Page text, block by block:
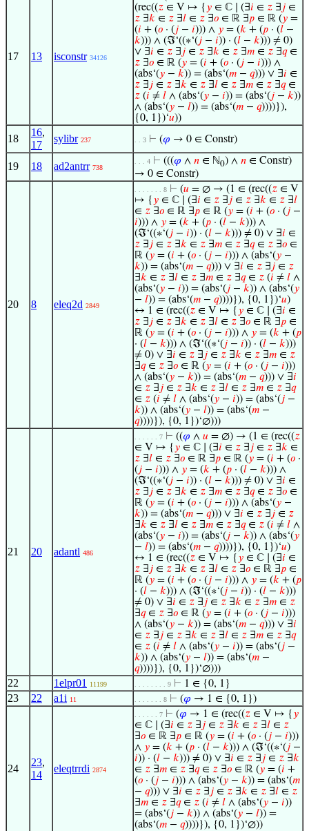
17 13 isconstr 34126
(rec((𝑧 ∈ V ↦ { 𝑦 ∈ ℂ ∣ (∃𝑖 ∈ 𝑧 ∃ 𝑗 ∈
𝑧 ∃𝑘 ∈ 𝑧 ∃𝑙 ∈ 𝑧 ∃𝑜 ∈ ℝ ∃𝑝 ∈ ℝ (𝑦 =
(𝑖 + (𝑜 · (𝑗 − 𝑖))) ∧ 𝑦 = (𝑘 + (𝑝 · (𝑙 −
𝑘))) ∧ (ℑ‘((∗‘(𝑗 − 𝑖)) · (𝑙 − 𝑘))) ≠ 0)
∨ ∃𝑖 ∈ 𝑧 ∃ 𝑗 ∈ 𝑧 ∃𝑘 ∈ 𝑧 ∃𝑚 ∈ 𝑧 ∃𝑞∈
𝑧 ∃𝑜 ∈ ℝ (𝑦 = (𝑖 + (𝑜 · (𝑗 − 𝑖))) ∧
(abs‘(𝑦 − 𝑘)) = (abs‘(𝑚 − 𝑞))) ∨ ∃𝑖 ∈
𝑧 ∃ 𝑗 ∈ 𝑧 ∃𝑘 ∈ 𝑧 ∃𝑙 ∈ 𝑧 ∃𝑚 ∈ 𝑧 ∃𝑞∈
𝑧 (𝑖 ≠ 𝑙 ∧ (abs‘(𝑦 − 𝑖)) = (abs‘(𝑗 − 𝑘))
∧ (abs‘(𝑦 − 𝑙)) = (abs‘(𝑚 − 𝑞))))}),
{0, 1})‘𝑢))
18
16,
17
sylibr 237 . . 3 ⊢ (𝜑 → 0 ∈ Constr)
19 18 ad2antrr 738
. . . 4 ⊢ (((𝜑 ∧ 𝑛 ∈ ℕ0) ∧ 𝑛 ∈ Constr)
→ 0 ∈ Constr)
20 8 eleq2d 2849
. . . . . . . 8 ⊢ (𝑢 = ∅ → (1 ∈ (rec((𝑧 ∈ V
↦ { 𝑦 ∈ ℂ ∣ (∃𝑖 ∈ 𝑧 ∃ 𝑗 ∈ 𝑧 ∃𝑘 ∈ 𝑧 ∃𝑙
∈ 𝑧 ∃𝑜 ∈ ℝ ∃𝑝 ∈ ℝ (𝑦 = (𝑖 + (𝑜 · (𝑗 −
𝑖))) ∧ 𝑦 = (𝑘 + (𝑝 · (𝑙 − 𝑘))) ∧
(ℑ‘((∗‘(𝑗 − 𝑖)) · (𝑙 − 𝑘))) ≠ 0) ∨ ∃𝑖 ∈
𝑧 ∃ 𝑗 ∈ 𝑧 ∃𝑘 ∈ 𝑧 ∃𝑚 ∈ 𝑧 ∃𝑞∈ 𝑧 ∃𝑜 ∈
ℝ (𝑦 = (𝑖 + (𝑜 · (𝑗 − 𝑖))) ∧ (abs‘(𝑦 −
𝑘)) = (abs‘(𝑚 − 𝑞))) ∨ ∃𝑖 ∈ 𝑧 ∃ 𝑗 ∈ 𝑧
∃𝑘 ∈ 𝑧 ∃𝑙 ∈ 𝑧 ∃𝑚 ∈ 𝑧 ∃𝑞∈ 𝑧 (𝑖 ≠ 𝑙 ∧
(abs‘(𝑦 − 𝑖)) = (abs‘(𝑗 − 𝑘)) ∧ (abs‘(𝑦
− 𝑙)) = (abs‘(𝑚 − 𝑞))))}), {0, 1})‘𝑢)
↔ 1 ∈ (rec((𝑧 ∈ V ↦ { 𝑦 ∈ ℂ ∣ (∃𝑖 ∈
𝑧 ∃ 𝑗 ∈ 𝑧 ∃𝑘 ∈ 𝑧 ∃𝑙 ∈ 𝑧 ∃𝑜 ∈ ℝ ∃𝑝 ∈
ℝ (𝑦 = (𝑖 + (𝑜 · (𝑗 − 𝑖))) ∧ 𝑦 = (𝑘 + (𝑝
· (𝑙 − 𝑘))) ∧ (ℑ‘((∗‘(𝑗 − 𝑖)) · (𝑙 − 𝑘)))
≠ 0) ∨ ∃𝑖 ∈ 𝑧 ∃ 𝑗 ∈ 𝑧 ∃𝑘 ∈ 𝑧 ∃𝑚 ∈ 𝑧
∃𝑞∈ 𝑧 ∃𝑜 ∈ ℝ (𝑦 = (𝑖 + (𝑜 · (𝑗 − 𝑖)))
∧ (abs‘(𝑦 − 𝑘)) = (abs‘(𝑚 − 𝑞))) ∨ ∃𝑖
∈ 𝑧 ∃ 𝑗 ∈ 𝑧 ∃𝑘 ∈ 𝑧 ∃𝑙 ∈ 𝑧 ∃𝑚 ∈ 𝑧 ∃𝑞
∈ 𝑧 (𝑖 ≠ 𝑙 ∧ (abs‘(𝑦 − 𝑖)) = (abs‘(𝑗 −
𝑘)) ∧ (abs‘(𝑦 − 𝑙)) = (abs‘(𝑚 −
𝑞))))}), {0, 1})‘∅)))
21 20 adantl 486
. . . . . . 7 ⊢ ((𝜑 ∧ 𝑢 = ∅) → (1 ∈ (rec((𝑧
∈ V ↦ { 𝑦 ∈ ℂ ∣ (∃𝑖 ∈ 𝑧 ∃ 𝑗 ∈ 𝑧 ∃𝑘 ∈
𝑧 ∃𝑙 ∈ 𝑧 ∃𝑜 ∈ ℝ ∃𝑝 ∈ ℝ (𝑦 = (𝑖 + (𝑜 ·
(𝑗 − 𝑖))) ∧ 𝑦 = (𝑘 + (𝑝 · (𝑙 − 𝑘))) ∧
(ℑ‘((∗‘(𝑗 − 𝑖)) · (𝑙 − 𝑘))) ≠ 0) ∨ ∃𝑖 ∈
𝑧 ∃ 𝑗 ∈ 𝑧 ∃𝑘 ∈ 𝑧 ∃𝑚 ∈ 𝑧 ∃𝑞∈ 𝑧 ∃𝑜 ∈
ℝ (𝑦 = (𝑖 + (𝑜 · (𝑗 − 𝑖))) ∧ (abs‘(𝑦 −
𝑘)) = (abs‘(𝑚 − 𝑞))) ∨ ∃𝑖 ∈ 𝑧 ∃ 𝑗 ∈ 𝑧
∃𝑘 ∈ 𝑧 ∃𝑙 ∈ 𝑧 ∃𝑚 ∈ 𝑧 ∃𝑞∈ 𝑧 (𝑖 ≠ 𝑙 ∧
(abs‘(𝑦 − 𝑖)) = (abs‘(𝑗 − 𝑘)) ∧ (abs‘(𝑦
− 𝑙)) = (abs‘(𝑚 − 𝑞))))}), {0, 1})‘𝑢)
↔ 1 ∈ (rec((𝑧 ∈ V ↦ { 𝑦 ∈ ℂ ∣ (∃𝑖 ∈
𝑧 ∃ 𝑗 ∈ 𝑧 ∃𝑘 ∈ 𝑧 ∃𝑙 ∈ 𝑧 ∃𝑜 ∈ ℝ ∃𝑝 ∈
ℝ (𝑦 = (𝑖 + (𝑜 · (𝑗 − 𝑖))) ∧ 𝑦 = (𝑘 + (𝑝
· (𝑙 − 𝑘))) ∧ (ℑ‘((∗‘(𝑗 − 𝑖)) · (𝑙 − 𝑘)))
≠ 0) ∨ ∃𝑖 ∈ 𝑧 ∃ 𝑗 ∈ 𝑧 ∃𝑘 ∈ 𝑧 ∃𝑚 ∈ 𝑧
∃𝑞∈ 𝑧 ∃𝑜 ∈ ℝ (𝑦 = (𝑖 + (𝑜 · (𝑗 − 𝑖)))
∧ (abs‘(𝑦 − 𝑘)) = (abs‘(𝑚 − 𝑞))) ∨ ∃𝑖
∈ 𝑧 ∃ 𝑗 ∈ 𝑧 ∃𝑘 ∈ 𝑧 ∃𝑙 ∈ 𝑧 ∃𝑚 ∈ 𝑧 ∃𝑞
∈ 𝑧 (𝑖 ≠ 𝑙 ∧ (abs‘(𝑦 − 𝑖)) = (abs‘(𝑗 −
𝑘)) ∧ (abs‘(𝑦 − 𝑙)) = (abs‘(𝑚 −
𝑞))))}), {0, 1})‘∅)))
22 1elpr01 11199 . . . . . . . . 9 ⊢ 1 ∈ {0, 1}
23 22 a1i 11 . . . . . . . 8 ⊢ (𝜑 → 1 ∈ {0, 1})
24
23,
14
eleqtrrdi 2874
. . . . . . 7 ⊢ (𝜑 → 1 ∈ (rec((𝑧 ∈ V ↦ { 𝑦
∈ ℂ ∣ (∃𝑖 ∈ 𝑧 ∃ 𝑗 ∈ 𝑧 ∃𝑘 ∈ 𝑧 ∃𝑙 ∈ 𝑧
∃𝑜 ∈ ℝ ∃𝑝 ∈ ℝ (𝑦 = (𝑖 + (𝑜 · (𝑗 − 𝑖)))
∧ 𝑦 = (𝑘 + (𝑝 · (𝑙 − 𝑘))) ∧ (ℑ‘((∗‘(𝑗 −
𝑖)) · (𝑙 − 𝑘))) ≠ 0) ∨ ∃𝑖 ∈ 𝑧 ∃ 𝑗 ∈ 𝑧 ∃𝑘
∈ 𝑧 ∃𝑚 ∈ 𝑧 ∃𝑞∈ 𝑧 ∃𝑜 ∈ ℝ (𝑦 = (𝑖 +
(𝑜 · (𝑗 − 𝑖))) ∧ (abs‘(𝑦 − 𝑘)) = (abs‘(𝑚
− 𝑞))) ∨ ∃𝑖 ∈ 𝑧 ∃ 𝑗 ∈ 𝑧 ∃𝑘 ∈ 𝑧 ∃𝑙 ∈ 𝑧
∃𝑚 ∈ 𝑧 ∃𝑞∈ 𝑧 (𝑖 ≠ 𝑙 ∧ (abs‘(𝑦 − 𝑖))
= (abs‘(𝑗 − 𝑘)) ∧ (abs‘(𝑦 − 𝑙)) =
(abs‘(𝑚 − 𝑞))))}), {0, 1})‘∅))